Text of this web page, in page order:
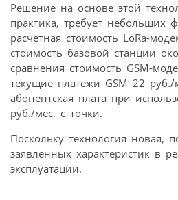
Решение на основе этой
практика, требует небольших
расчетная стоимость LoRa-
стоимость базовой станции
сравнения стоимость GSM-
текущие платежи GSM 22 руб./
абонентская плата при
руб./мес. с точки.
Поскольку технология новая,
заявленных характеристик в
эксплуатации.